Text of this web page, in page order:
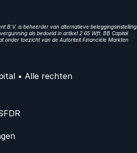
B.V. is beheerder van alternatieve
als bedoeld in artikel 2:65 Wft. BB Capital
onder toezicht van de Autoriteit Financiële Markten
• Alle rechten